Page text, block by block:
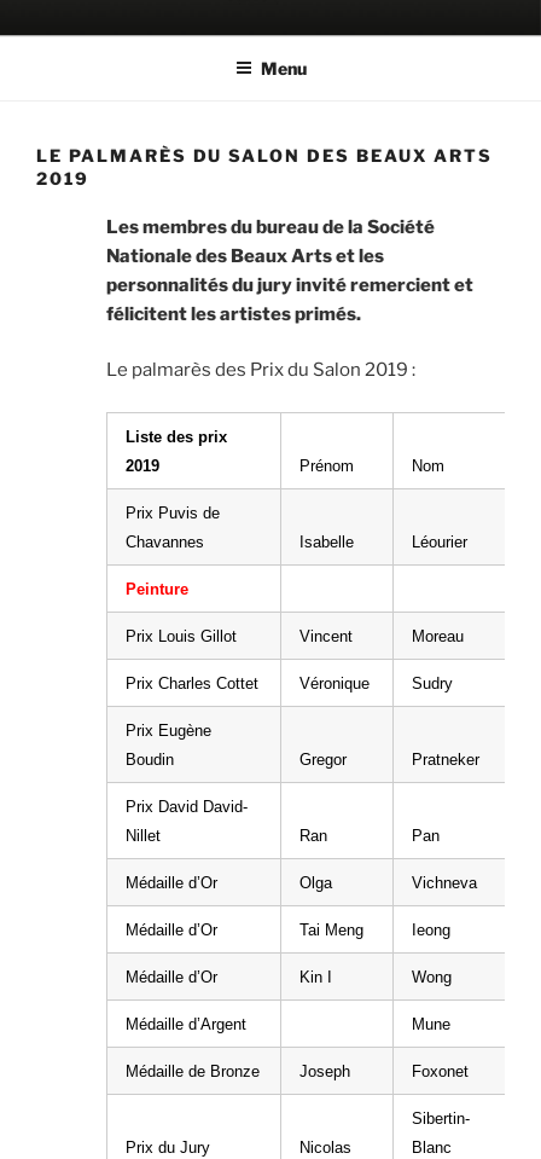
au
SALON DES BEAUX ARTS
Menu
LE PALMARÈS DU SALON DES BEAUX ARTS
2019
Les membres du bureau de la Société
Nationale des Beaux Arts et les
personnalités du jury invité remercient et
félicitent les artistes primés.
Le palmarès des Prix du Salon 2019 :
Liste des prix
2019
Prénom Nom
Prix Puvis de
Chavannes
Isabelle Léourier
Peinture
Prix Louis Gillot Vincent Moreau
Prix Charles Cottet Véronique Sudry
Prix Eugène
Boudin
Gregor Pratneker
Prix David David-
Nillet
Ran Pan
Médaille d’Or Olga Vichneva
Médaille d’Or Tai Meng Ieong
Médaille d’Or Kin I Wong
Médaille d’Argent Mune
Médaille de Bronze Joseph Foxonet
Prix du Jury Nicolas
Sibertin-
Blanc